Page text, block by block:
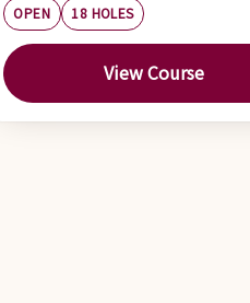
OPEN 18 HOLES
View Course